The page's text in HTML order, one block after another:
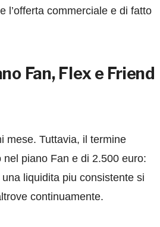
l’offerta commerciale e di fatto
Fan, Flex e Friend
mese. Tuttavia, il termine
piano Fan e di 2.500 euro:
liquidita piu consistente si
continuamente.